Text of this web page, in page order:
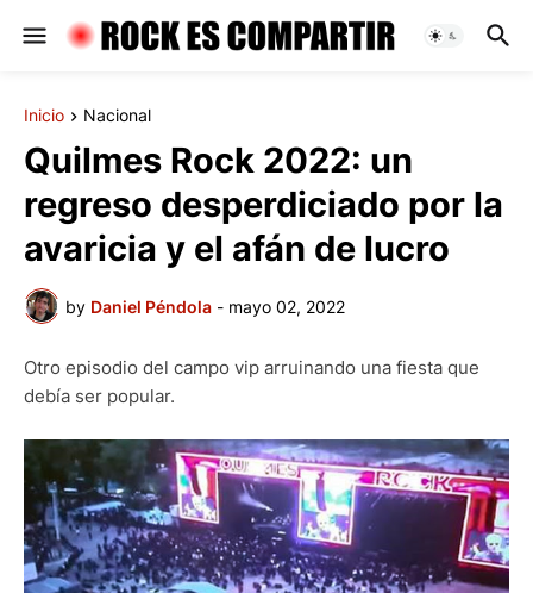
Inicio Nacional
Quilmes Rock 2022: un
regreso desperdiciado por la
avaricia y el afán de lucro
by Daniel Péndola - mayo 02, 2022
Otro episodio del campo vip arruinando una fiesta que
debía ser popular.